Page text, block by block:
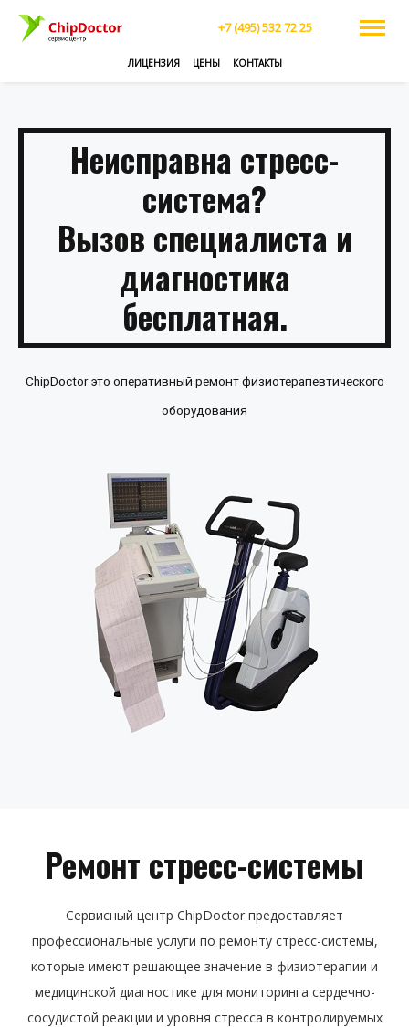
+7 (495) 532 72 25
ЛИЦЕНЗИЯ ЦЕНЫ КОНТАКТЫ
Неисправна стресс-
система?
Вызов специалиста и
диагностика
бесплатная.
ChipDoctor это оперативный ремонт физиотерапевтического
оборудования
Ремонт стресс-системы
Сервисный центр ChipDoctor предоставляет
профессиональные услуги по ремонту стресс-системы,
которые имеют решающее значение в физиотерапии и
медицинской диагностике для мониторинга сердечно-
сосудистой реакции и уровня стресса в контролируемых